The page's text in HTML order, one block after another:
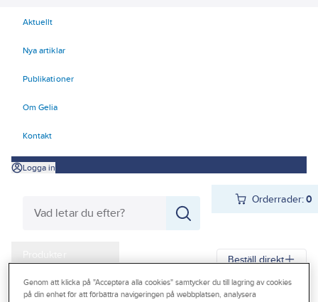
Aktuellt
Nya artiklar
Publikationer
Om Gelia
Kontakt
Logga in
Orderrader:0
Produkter
Kampanjer
Beställ direkt
Genom att klicka på "Acceptera alla cookies" samtycker du till lagring av cookies
på din enhet för att förbättra navigeringen på webbplatsen, analysera